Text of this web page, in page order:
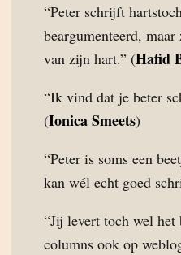
“Peter schrijft
beargumenteerd,
van zijn hart.” (Hafid
“Ik vind dat je beter
(Ionica Smeets)
“Peter is soms een
kan wél echt goed
“Jij levert toch wel het
columns ook op